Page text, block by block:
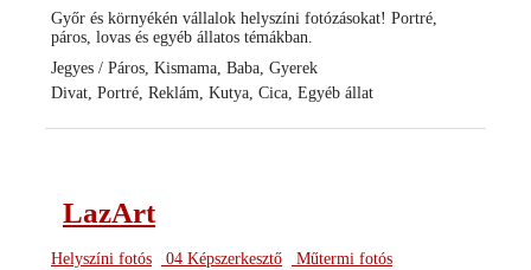
Győr és környékén vállalok helyszíni fotózásokat! Portré,
páros, lovas és egyéb állatos témákban.
Jegyes / Páros, Kismama, Baba, Gyerek
Divat, Portré, Reklám, Kutya, Cica, Egyéb állat
LazArt
Helyszíni fotós 04 Képszerkesztő
Műtermi fotós